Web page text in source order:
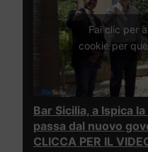
Fai clic per
cookie per
Bar Sicilia, a Ispica
passa dal nuovo
CLICCA PER IL